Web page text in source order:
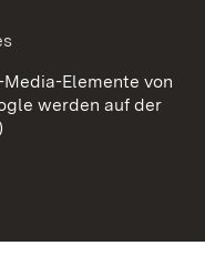
Elemente von
werden auf der